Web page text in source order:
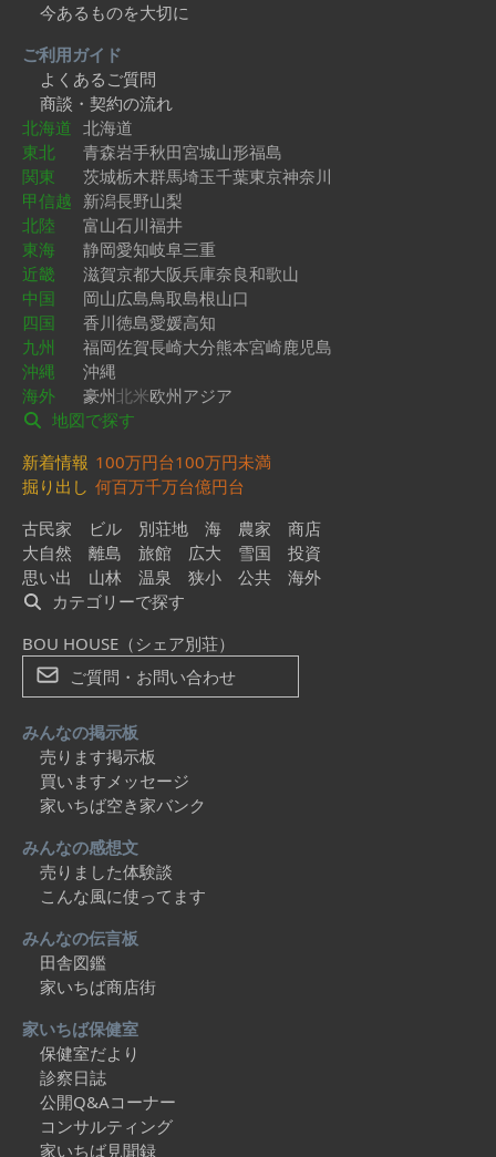
今あるものを大切に
ご利用ガイド
よくあるご質問
商談・契約の流れ
北海道 北海道
東北
青森岩手秋田宮城山形福島
関東
茨城栃木群馬埼玉千葉東京神奈川
甲信越 新潟長野山梨
北陸
富山石川福井
東海
静岡愛知岐阜三重
近畿
滋賀京都大阪兵庫奈良和歌山
中国
岡山広島鳥取島根山口
四国
香川徳島愛媛高知
九州
福岡佐賀長崎大分熊本宮崎鹿児島
沖縄
沖縄
海外
豪州北米欧州アジア
地図で探す
新着情報 100万円台100万円未満
掘り出し 何百万千万台億円台
古民家
ビル 別荘地 海 農家
商店
大自然
離島 旅館 広大 雪国
投資
思い出
山林 温泉 狭小 公共
海外
カテゴリーで探す
BOU HOUSE（シェア別荘）
ご質問・お問い合わせ
みんなの掲示板
売ります掲示板
買いますメッセージ
家いちば空き家バンク
みんなの感想文
売りました体験談
こんな風に使ってます
みんなの伝言板
田舎図鑑
家いちば商店街
家いちば保健室
保健室だより
診察日誌
公開Q&Aコーナー
コンサルティング
家いちば見聞録